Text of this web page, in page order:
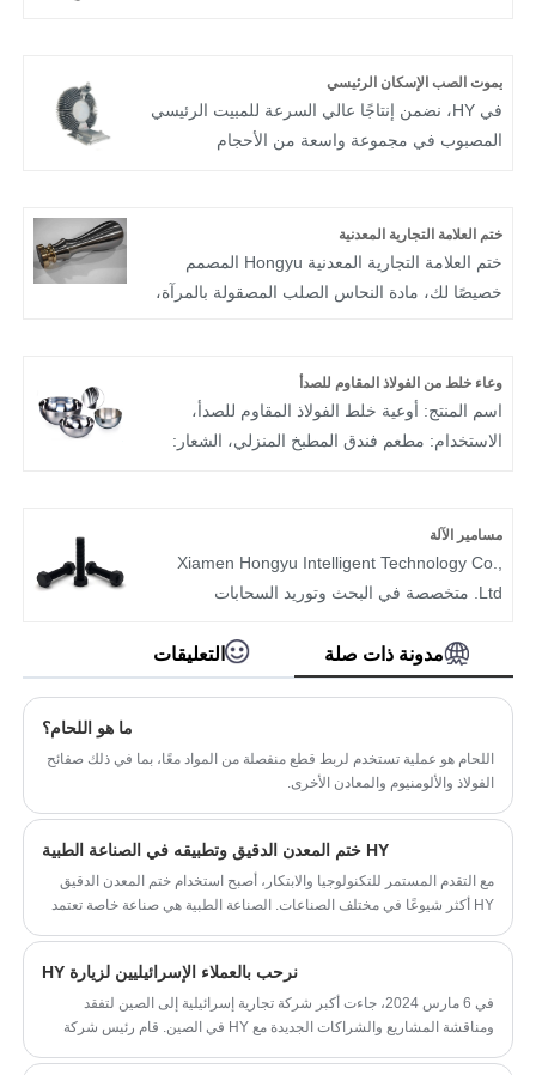
ذات خمسة محاور من الألومنيوم المصبوب ، وكاتم
صوت الدراجات النارية ، وأنابيب عادم السيارات.
يموت الصب الإسكان الرئيسي
في HY، نضمن إنتاجًا عالي السرعة للمبيت الرئيسي
المصبوب في مجموعة واسعة من الأحجام
الرئيسي المصبوب.
ختم العلامة التجارية المعدنية
ختم العلامة التجارية المعدنية Hongyu المصمم
خصيصًا لك، مادة النحاس الصلب المصقولة بالمرآة،
ومغطى بطبقة سيراميك فائقة الدقة. مرحبا بكم
في الاتصال بنا للحصول على الاقتباسات.
وعاء خلط من الفولاذ المقاوم للصدأ
اسم المنتج: أوعية خلط الفولاذ المقاوم للصدأ،
الاستخدام: مطعم فندق المطبخ المنزلي، الشعار:
مسامير الآلة
Xiamen Hongyu Intelligent Technology Co.,
Ltd. متخصصة في البحث وتوريد السحابات
براغي الماكينة بجودة مستقرة. إنها تدعم الشراء
بالجملة، والبيع بالجملة الفوري، وتصدير الحاويات
الآلات والبناء والديكور والأثاث والأسقف. مع ميزة
العالميين في أدوات التثبيت، وتلبية احتياجات التثبيت
المتنوعة التي تتراوح من التجميع الدقيق إلى
مدونة ذات صلة التعليقات
ما هو اللحام؟
اللحام هو عملية تستخدم لربط قطع منفصلة من المواد معًا، بما في ذلك صفائح
الفولاذ والألومنيوم والمعادن الأخرى.
HY ختم المعدن الدقيق وتطبيقه في الصناعة الطبية
مع التقدم المستمر للتكنولوجيا والابتكار، أصبح استخدام ختم المعدن الدقيق
HY أكثر شيوعًا في مختلف الصناعات. الصناعة الطبية هي صناعة خاصة تعتمد
نرحب بالعملاء الإسرائيليين لزيارة HY
في 6 مارس 2024، جاءت أكبر شركة تجارية إسرائيلية إلى الصين لتفقد
ومناقشة المشاريع والشراكات الجديدة مع HY في الصين. قام رئيس شركة